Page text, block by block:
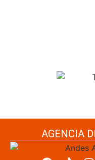
AGENCIA